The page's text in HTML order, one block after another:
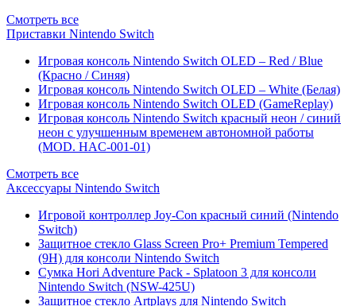
Смотреть все
Приставки Nintendo Switch
Игровая консоль Nintendo Switch OLED – Red / Blue
(Красно / Синяя)
Игровая консоль Nintendo Switch OLED – White (Белая)
Игровая консоль Nintendo Switch OLED (GameReplay)
Игровая консоль Nintendo Switch красный неон / синий
неон с улучшенным временем автономной работы
(MOD. HAC-001-01)
Смотреть все
Аксессуары Nintendo Switch
Игровой контроллер Joy-Con красный синий (Nintendo
Switch)
Защитное стекло Glass Screen Pro+ Premium Tempered
(9H) для консоли Nintendo Switch
Сумка Hori Adventure Pack - Splatoon 3 для консоли
Nintendo Switch (NSW-425U)
Защитное стекло Artplays для Nintendo Switch